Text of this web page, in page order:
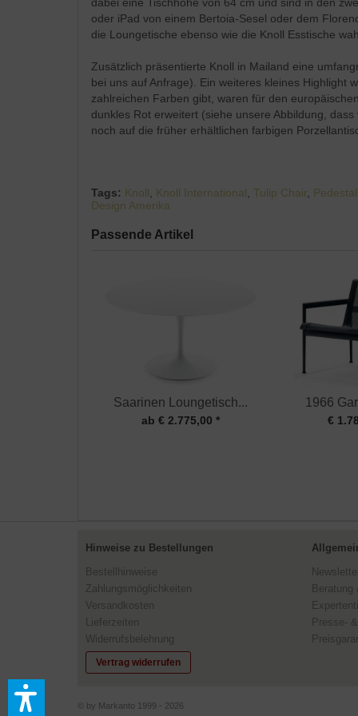
dabei eine Tischhöhe von 64 cm und sind in den
oder iPad von einem Bertoia-Sesel oder dem
die Loungetische ebenso wie die Knoll Esstische
Zusätzlich präsentierte Knoll in Mailand eine
bei uns auf Anfrage). Ein weiteres kleines Highlight
zahlreichen Farben gibt, waren für den
dunkles Rot erweitert (siehe unsere Abbildung,
noch auf die früher erhältlichen farbigen
Tags: Knoll, Knoll International, Tulip Chair,
Design Amerika
Passende Artikel
Saarinen Loungetisch...
ab € 2.775,00 *
1966
€
Hinweise zu Bestellungen
Bestellhinweise
Zahlungsmöglichkeiten
Versandkosten
Lieferzeiten
Widerrufsbelehrung
Vertrag widerrufen
Beratung
Presse-
© by Markanto 1999 - 2026